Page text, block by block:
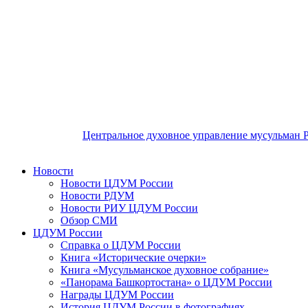
Центральное духовное управление мусульман
Новости
Новости ЦДУМ России
Новости РДУМ
Новости РИУ ЦДУМ России
Обзор СМИ
ЦДУМ России
Справка о ЦДУМ России
Книга «Исторические очерки»
Книга «Мусульманское духовное собрание»
«Панорама Башкортостана» о ЦДУМ России
Награды ЦДУМ России